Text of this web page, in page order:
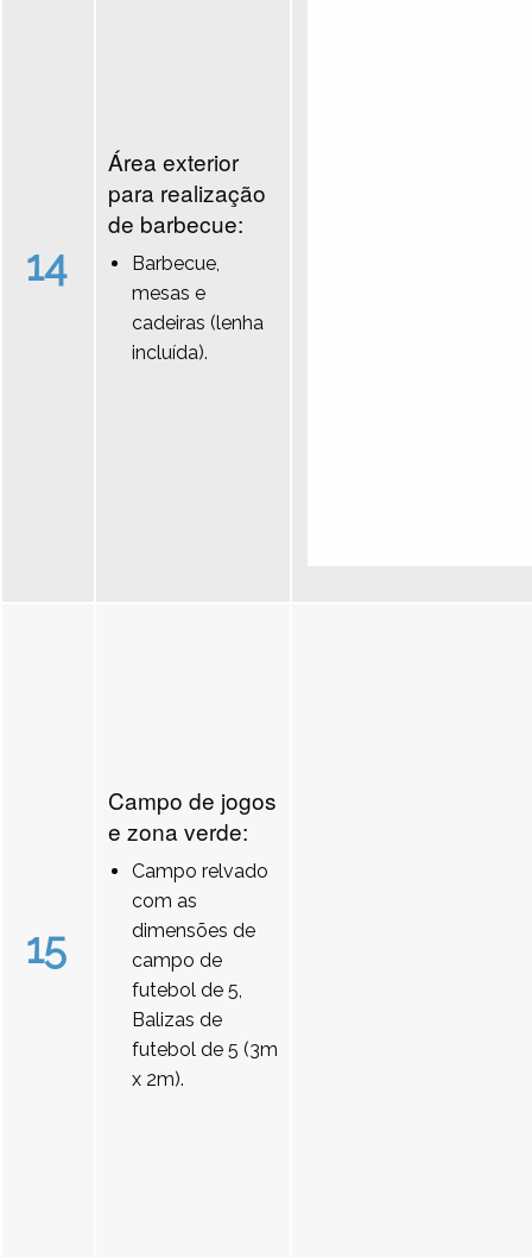
14
Área exterior
para realização
de barbecue:
Barbecue,
mesas e
cadeiras (lenha
incluída).
15
Campo de jogos
e zona verde:
Campo relvado
com as
dimensões de
campo de
futebol de 5,
Balizas de
futebol de 5 (3m
x 2m).